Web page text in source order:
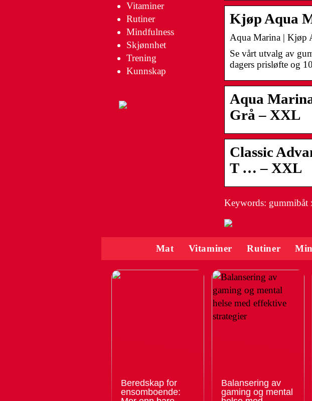
Kjøp Aqua
Aqua Marina | Kjøp
Se vårt utvalg av
dagers prisløfte og
Aqua
Grå – XXL
Classic
T … – XXL
Keywords:
Vitaminer
Rutiner
Mindfulness
Skjønnhet
Trening
Kunnskap
Mat Vitaminer Rutiner
Beredskap for
ensomboende:
Balansering av
gaming og mental